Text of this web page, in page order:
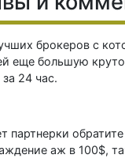
брокеров с
еще большую
24 час.
партнерки
аж в 100$,